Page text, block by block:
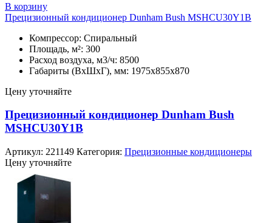
В корзину
Прецизионный кондиционер Dunham Bush MSHCU30Y1B
Компрессор: Спиральный
Площадь, м²: 300
Расход воздуха, м3/ч: 8500
Габариты (ВхШхГ), мм: 1975х855х870
Цену уточняйте
Прецизионный кондиционер Dunham Bush
MSHCU30Y1B
Артикул: 221149 Категория: Прецизионные кондиционеры
Цену уточняйте